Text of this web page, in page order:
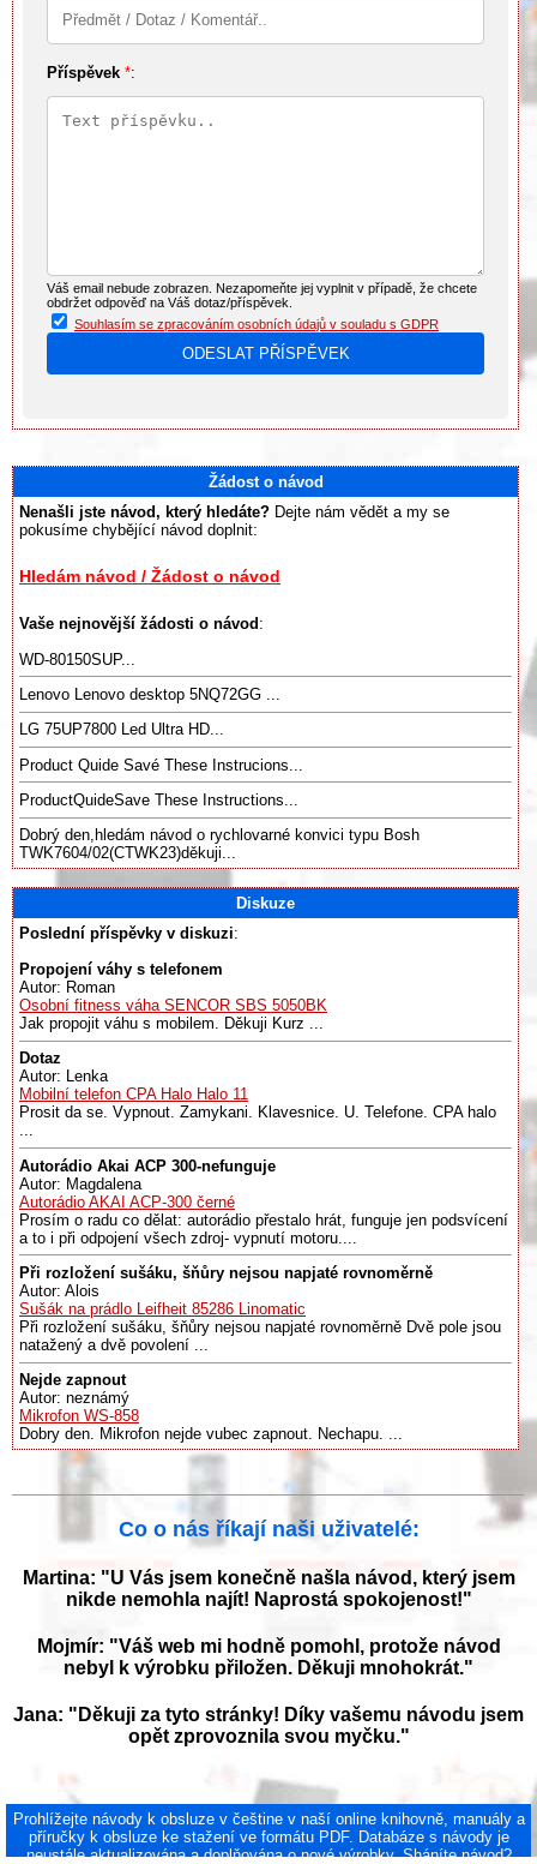
Příspěvek *:
Váš email nebude zobrazen. Nezapomeňte jej vyplnit v případě, že chcete
obdržet odpověď na Váš dotaz/příspěvek.
Souhlasím se zpracováním osobních údajů v souladu s GDPR
Žádost o návod
Nenašli jste návod, který hledáte? Dejte nám vědět a my se
pokusíme chybějící návod doplnit:
Hledám návod / Žádost o návod
Vaše nejnovější žádosti o návod :
WD-80150SUP...
Lenovo Lenovo desktop 5NQ72GG ...
LG 75UP7800 Led Ultra HD...
Product Quide Savé These Instrucions...
ProductQuideSave These Instructions...
Dobrý den,hledám návod o rychlovarné konvici typu Bosh
TWK7604/02(CTWK23)děkuji...
Diskuze
Poslední příspěvky v diskuzi:
Propojení váhy s telefonem
Autor: Roman
Osobní fitness váha SENCOR SBS 5050BK
Jak propojit váhu s mobilem. Děkuji Kurz ...
Dotaz
Autor: Lenka
Mobilní telefon CPA Halo Halo 11
Prosit da se. Vypnout. Zamykani. Klavesnice. U. Telefone. CPA halo
...
Autorádio Akai ACP 300-nefunguje
Autor: Magdalena
Autorádio AKAI ACP-300 černé
Prosím o radu co dělat: autorádio přestalo hrát, funguje jen podsvícení
a to i při odpojení všech zdroj- vypnutí motoru....
Při rozložení sušáku, šňůry nejsou napjaté rovnoměrně
Autor: Alois
Sušák na prádlo Leifheit 85286 Linomatic
Při rozložení sušáku, šňůry nejsou napjaté rovnoměrně Dvě pole jsou
natažený a dvě povolení ...
Nejde zapnout
Autor: neznámý
Mikrofon WS-858
Dobry den. Mikrofon nejde vubec zapnout. Nechapu. ...
Co o nás říkají naši uživatelé:
Martina: "U Vás jsem konečně našla návod, který jsem
nikde nemohla najít! Naprostá spokojenost!"
Mojmír: "Váš web mi hodně pomohl, protože návod
nebyl k výrobku přiložen. Děkuji mnohokrát."
Jana: "Děkuji za tyto stránky! Díky vašemu návodu jsem
opět zprovoznila svou myčku."
Prohlížejte návody k obsluze v češtine v naší online knihovně, manuály a
příručky k obsluze ke stažení ve formátu PDF. Databáze s návody je
neustále aktualizována a doplňována o nové výrobky. Sháníte návod?